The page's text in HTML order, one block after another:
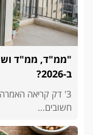
"ממ"ד, ממ"ד
ב-2026?
חשובים...